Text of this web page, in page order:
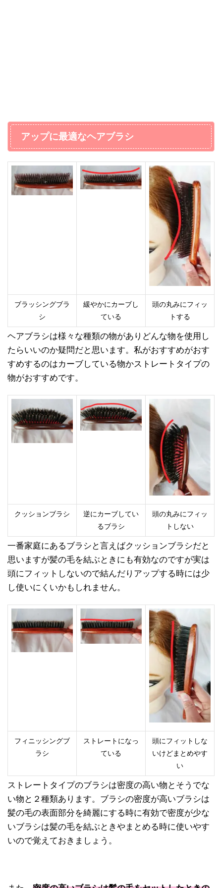
アップに最適なヘアブラシ
ブラッシングブラ
シ
緩やかにカーブし
ている
頭の丸みにフィッ
トする
ヘアブラシは様々な種類の物がありどんな物を使用し
たらいいのか疑問だと思います。私がおすすめがおす
すめするのはカーブしている物かストレートタイプの
物がおすすめです。
クッションブラシ
逆にカーブしてい
るブラシ
頭の丸みにフィッ
トしない
一番家庭にあるブラシと言えばクッションブラシだと
思いますが髪の毛を結ぶときにも有効なのですが実は
頭にフィットしないので結んだりアップする時には少
し使いにくいかもしれません。
フィニッシングブ
ラシ
ストレートになっ
ている
頭にフィットしな
いけどまとめやす
い
ストレートタイプのブラシは密度の高い物とそうでな
い物と２種類あります。ブラシの密度が高いブラシは
髪の毛の表面部分を綺麗にする時に有効で密度が少な
いブラシは髪の毛を結ぶときやまとめる時に使いやす
いので覚えておきましょう。